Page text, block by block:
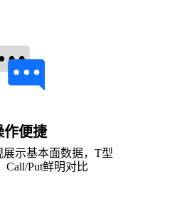
作便捷
展示基本面数据，T型
Call/Put鲜明对比